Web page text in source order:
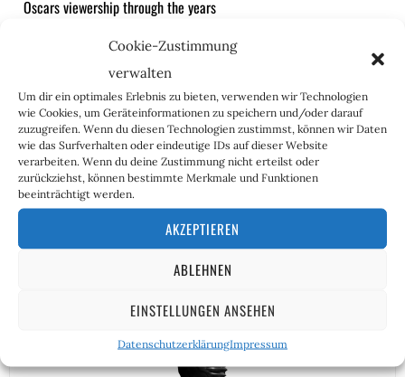
Cookie-Zustimmung
verwalten
Um dir ein optimales Erlebnis zu bieten, verwenden wir Technologien
wie Cookies, um Geräteinformationen zu speichern und/oder darauf
zuzugreifen. Wenn du diesen Technologien zustimmst, können wir Daten
wie das Surfverhalten oder eindeutige IDs auf dieser Website
verarbeiten. Wenn du deine Zustimmung nicht erteilst oder
zurückziehst, können bestimmte Merkmale und Funktionen
beeinträchtigt werden.
AKZEPTIEREN
ABLEHNEN
EINSTELLUNGEN ANSEHEN
DatenschutzerklärungImpressum
Oscars viewership through the years
2014: 43.7 million
2016: 34.4 million
2017: 32.9 million
2018: 26.5 million
2019: 29.6 million
2020: 23.6 million
2021: 9.8 million
(@MorningBrew)April 26, 2021
Das ist sie, die Magie von Angebot und Nachfrage.